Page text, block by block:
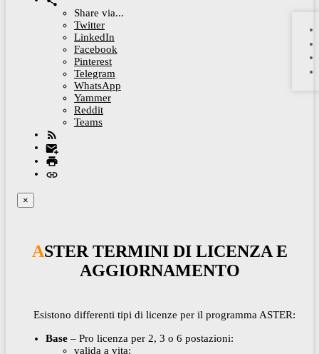
Share via...
Twitter
LinkedIn
Facebook
Pinterest
Telegram
WhatsApp
Yammer
Reddit
Teams
×
ASTER TERMINI DI LICENZA E
AGGIORNAMENTO
Esistono differenti tipi di licenze per il programma ASTER:
Base – Pro licenza per 2, 3 o 6 postazioni:
valida a vita;